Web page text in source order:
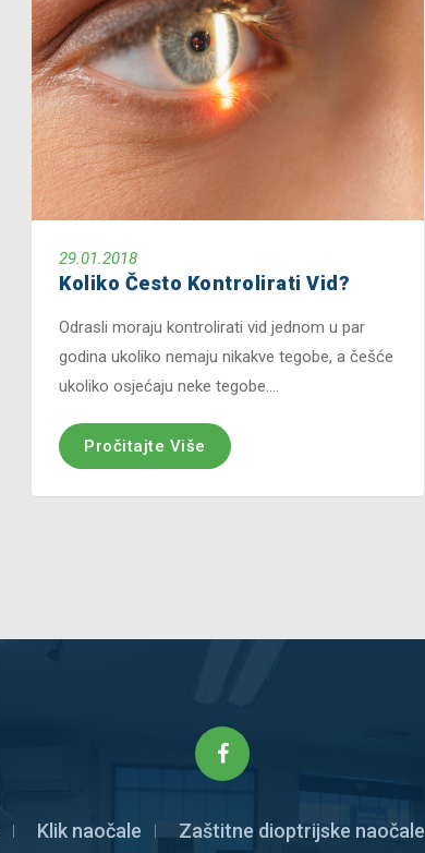
29.01.2018
Koliko Često Kontrolirati Vid?
Odrasli moraju kontrolirati vid jednom u par
godina ukoliko nemaju nikakve tegobe, a češće
ukoliko osjećaju neke tegobe....
Pročitajte Više
Klik naočale Zaštitne dioptrijske naočale